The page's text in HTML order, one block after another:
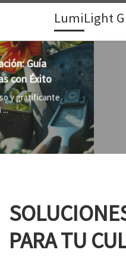
Skip to contentLumiLight
Lámparas para
crecimiento
Al cultivar plantas
proporcionar el
PARA TU